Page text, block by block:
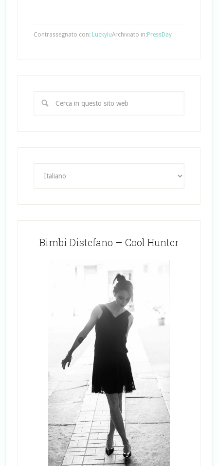
Archiviato in: PressDay
Contrassegnato con: Luckylu
Bimbi Distefano – Cool Hunter